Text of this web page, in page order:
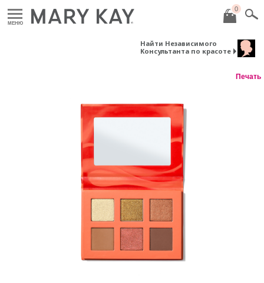
МЕНЮ
0
Найти Независимого
Консультанта по красоте
Печать